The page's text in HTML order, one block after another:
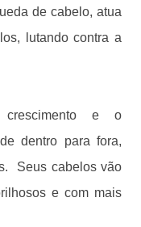
de cabelo, atua
lutando contra a
e o
dentro para fora,
Seus cabelos vão
e com mais